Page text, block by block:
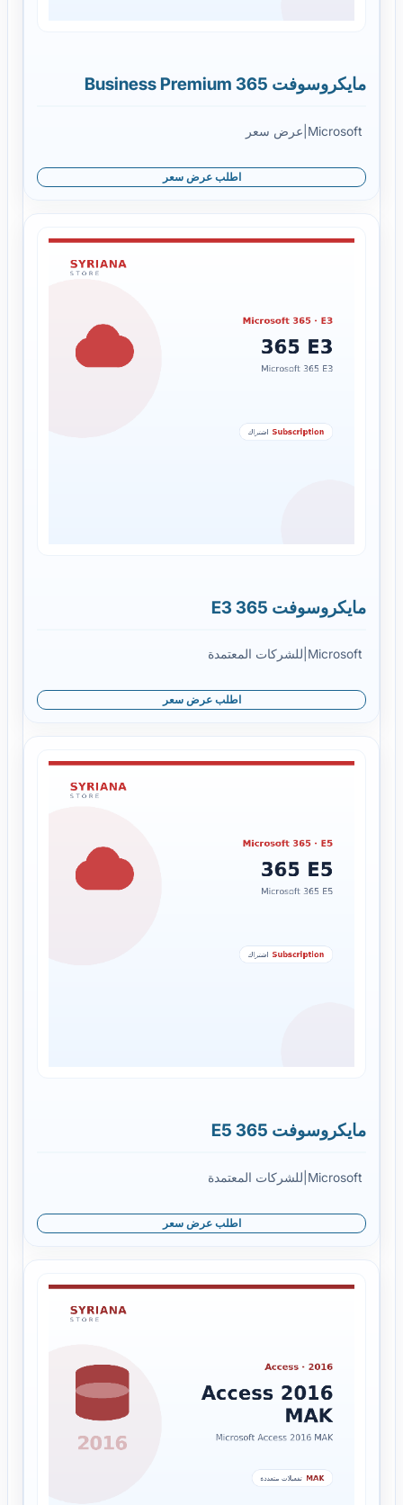
مايكروسوفت 365 Business Premium
Microsoft عرض سعر
اطلب عرض سعر
مايكروسوفت 365 E3
Microsoft للشركات المعتمدة
اطلب عرض سعر
مايكروسوفت 365 E5
Microsoft للشركات المعتمدة
اطلب عرض سعر